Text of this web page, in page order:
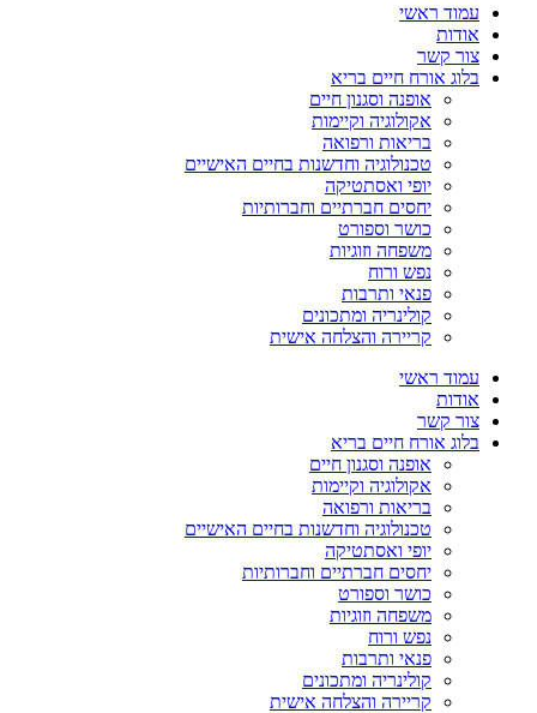
עמוד ראשי
אודות
צור קשר
בלוג אורח חיים בריא
אופנה וסגנון חיים
אקולוגיה וקיימות
בריאות ורפואה
טכנולוגיה וחדשנות בחיים האישיים
יופי ואסתטיקה
יחסים חברתיים וחברותיות
כושר וספורט
משפחה וזוגיות
נפש ורוח
פנאי ותרבות
קולינריה ומתכונים
קריירה והצלחה אישית
עמוד ראשי
אודות
צור קשר
בלוג אורח חיים בריא
אופנה וסגנון חיים
אקולוגיה וקיימות
בריאות ורפואה
טכנולוגיה וחדשנות בחיים האישיים
יופי ואסתטיקה
יחסים חברתיים וחברותיות
כושר וספורט
משפחה וזוגיות
נפש ורוח
פנאי ותרבות
קולינריה ומתכונים
קריירה והצלחה אישית